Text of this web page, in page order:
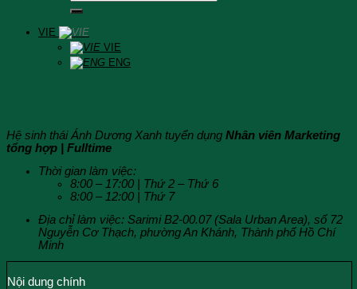
VIE
VIE
ENG
Hệ sinh thái Ánh Dương Xanh tuyển dụng Nhân viên Marketing
tổng hợp
Fulltime
Thời gian làm việc:
8:00 –17:00 | Thứ2 –Thứ 6
8:00 – 12:00 | Thứ 7
Địa chỉ làm việc: Sarimi B2-00.07 (Sala Urban Area), số 72
Nguyễn Cơ Thạch, phường An Khánh, Thành phố Hồ Chí
Minh
Nội dung chính